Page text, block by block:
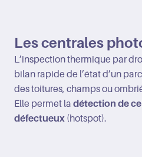
Les centrales
L’inspection thermique par
bilan rapide de l’état d’un
des toitures, champs ou
Elle permet la détection de
défectueux (hotspot).